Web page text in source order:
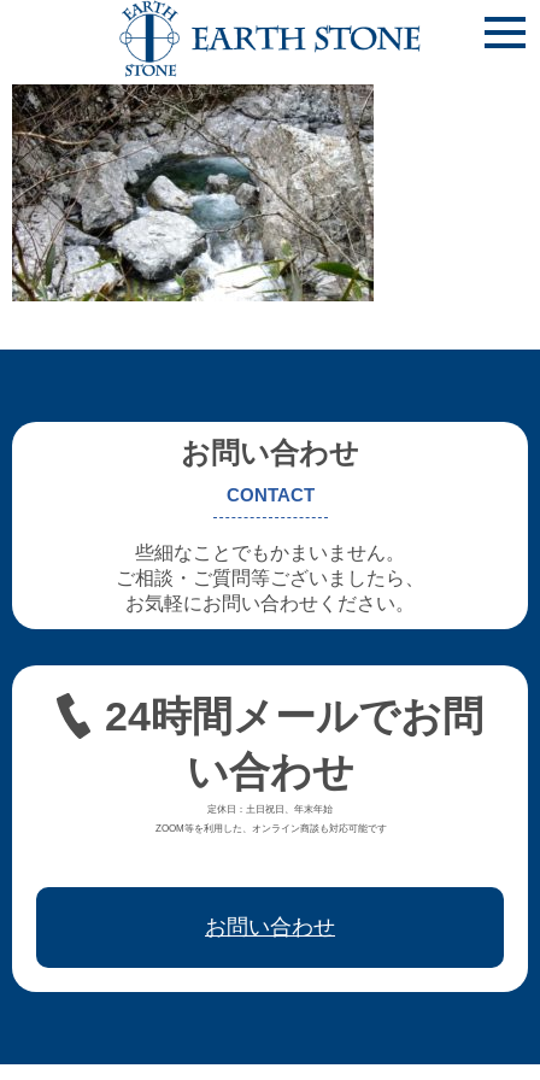
d2f54fc5a8f19629333ce7a3fb276b3c-768×539
お問い合わせ
CONTACT
些細なことでもかまいません。
ご相談・ご質問等ございましたら、
お気軽にお問い合わせください。
24時間メールでお問
い合わせ
定休日：土日祝日、年末年始
ZOOM等を利用した、オンライン商談も対応可能です
お問い合わせ